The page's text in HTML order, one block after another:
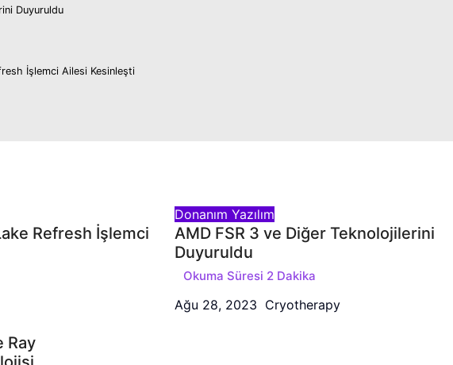
Duyuruldu
İşlemci Ailesi Kesinleşti
Refresh İşlemci
Donanım Yazılım
AMD FSR 3 ve Diğer Teknolojilerini
Duyuruldu
Ağu 28, 2023 Cryotherapy
Ray